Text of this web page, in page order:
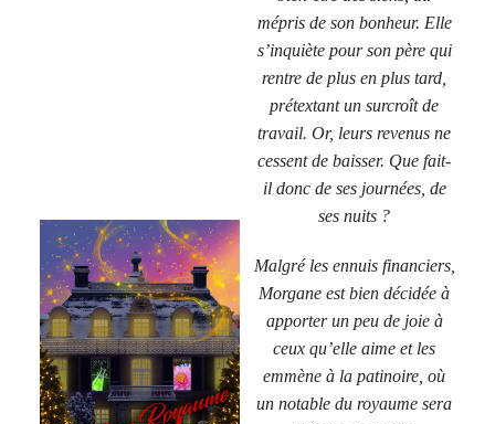
mépris de son bonheur. Elle
s’inquiète pour son père qui
rentre de plus en plus tard,
prétextant un surcroît de
travail. Or, leurs revenus ne
cessent de baisser. Que fait-
il donc de ses journées, de
ses nuits ?
Malgré les ennuis financiers,
Morgane est bien décidée à
apporter un peu de joie à
ceux qu’elle aime et les
emmène à la patinoire, où
un notable du royaume sera